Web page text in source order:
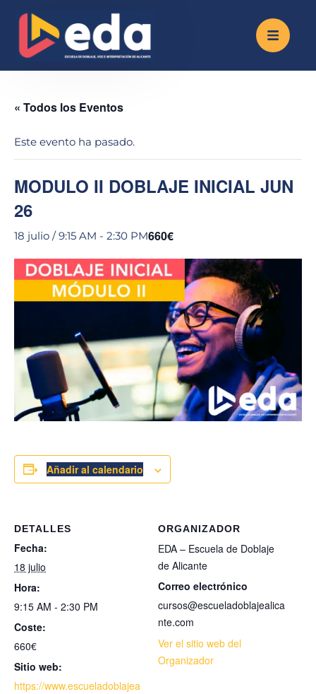
« Todos los Eventos
Este evento ha pasado.
MODULO II DOBLAJE INICIAL JUN
26
18 julio / 9:15 AM - 2:30 PM660€
Añadir al calendario
DETALLES
Fecha:
18 julio
Hora:
9:15 AM - 2:30 PM
Coste:
660€
Sitio web:
https://www.escueladoblajea
ORGANIZADOR
EDA – Escuela de Doblaje
de Alicante
Correo electrónico
cursos@escueladoblajealica
nte.com
Ver el sitio web del
Organizador